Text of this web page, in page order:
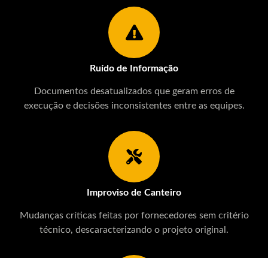
Ruído de Informação
Documentos desatualizados que geram erros de
execução e decisões inconsistentes entre as equipes.
Improviso de Canteiro
Mudanças críticas feitas por fornecedores sem critério
técnico, descaracterizando o projeto original.